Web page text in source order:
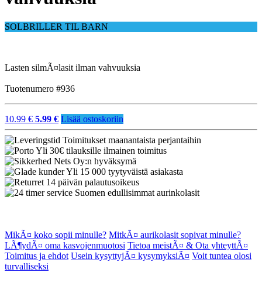
SOLBRILLER TIL BARN
Lasten silmÃ¤lasit ilman vahvuuksia
Tuotenumero #936
10.99 € 5.99 € Lisää ostoskoriin
Toimitukset maanantaista perjantaihin
Yli 30€ tilauksille ilmainen toimitus
Nets Oy:n hyväksymä
Yli 15 000 tyytyväistä asiakasta
14 päivän palautusoikeus
Suomen edullisimmat aurinkolasit
MikÃ¤ koko sopii minulle? MitkÃ¤ aurikolasit sopivat minulle?
LÃ¶ydÃ¤ oma kasvojenmuotosi Tietoa meistÃ¤ & Ota yhteyttÃ¤
Toimitus ja ehdot Usein kysyttyjÃ¤ kysymyksiÃ¤ Voit tuntea olosi
turvalliseksi